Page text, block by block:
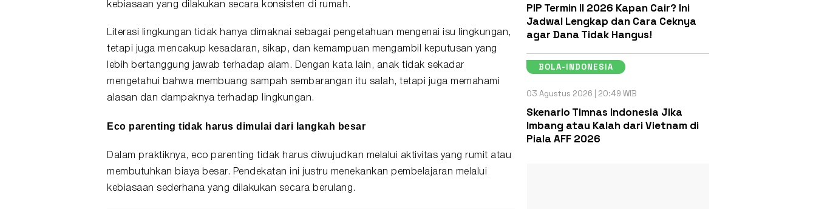
kebiasaan yang dilakukan secara konsisten di rumah.
Literasi lingkungan tidak hanya dimaknai sebagai pengetahuan mengenai isu lingkungan,
tetapi juga mencakup kesadaran, sikap, dan kemampuan mengambil keputusan yang
lebih bertanggung jawab terhadap alam. Dengan kata lain, anak tidak sekadar
mengetahui bahwa membuang sampah sembarangan itu salah, tetapi juga memahami
alasan dan dampaknya terhadap lingkungan.
Eco parenting tidak harus dimulai dari langkah besar
Dalam praktiknya, eco parenting tidak harus diwujudkan melalui aktivitas yang rumit atau
membutuhkan biaya besar. Pendekatan ini justru menekankan pembelajaran melalui
kebiasaan sederhana yang dilakukan secara berulang.
PIP Termin II 2026 Kapan Cair? Ini
Jadwal Lengkap dan Cara Ceknya
agar Dana Tidak Hangus!
BOLA-INDONESIA
03 Agustus 2026 | 20:49 WIB
Skenario Timnas Indonesia Jika
Imbang atau Kalah dari Vietnam di
Piala AFF 2026